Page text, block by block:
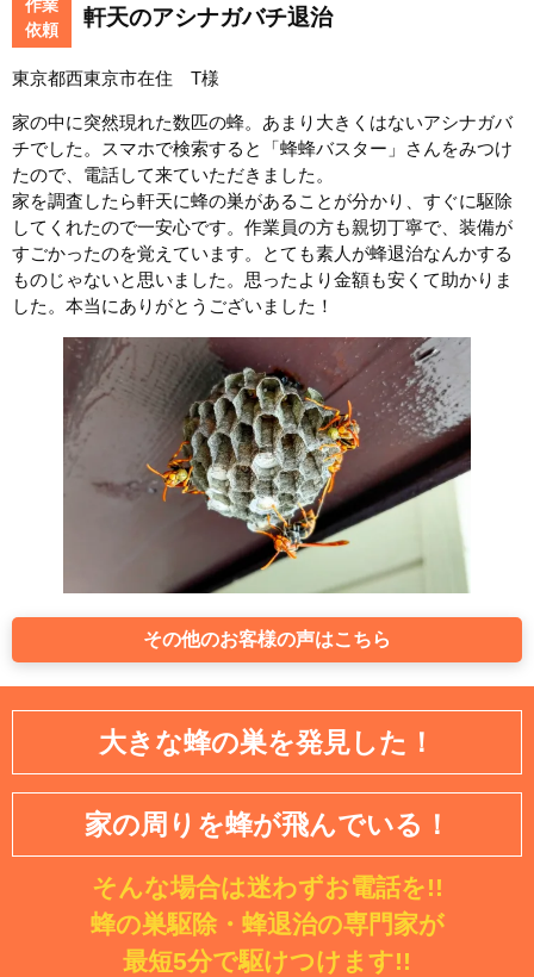
作業
依頼
軒天のアシナガバチ退治
東京都西東京市在住 T様
家の中に突然現れた数匹の蜂。あまり大きくはないアシナガバ
チでした。スマホで検索すると「蜂蜂バスター」さんをみつけ
たので、電話して来ていただきました。
家を調査したら軒天に蜂の巣があることが分かり、すぐに駆除
してくれたので一安心です。作業員の方も親切丁寧で、装備が
すごかったのを覚えています。とても素人が蜂退治なんかする
ものじゃないと思いました。思ったより金額も安くて助かりま
した。本当にありがとうございました！
その他のお客様の声はこちら
大きな蜂の巣を発見した！
家の周りを蜂が飛んでいる！
そんな場合は迷わずお電話を!!
蜂の巣駆除・蜂退治の専門家が
最短5分で駆けつけます!!